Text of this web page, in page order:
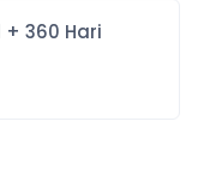
+ 360 Hari